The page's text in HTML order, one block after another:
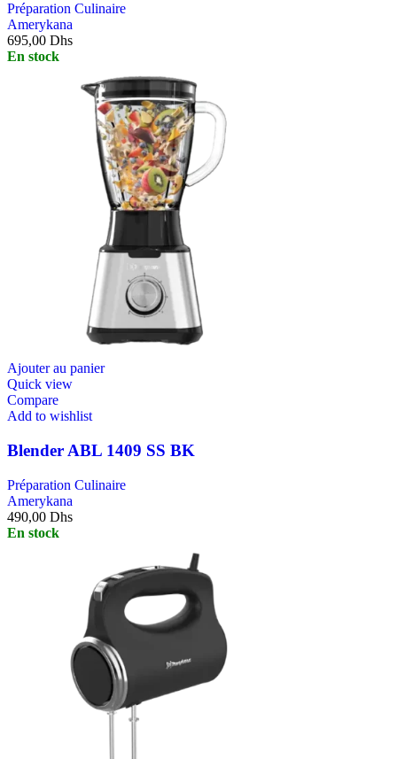
Préparation Culinaire
Amerykana
695,00 Dhs
En stock
Ajouter au panier
Quick view
Compare
Add to wishlist
Blender ABL 1409 SS BK
Préparation Culinaire
Amerykana
490,00 Dhs
En stock